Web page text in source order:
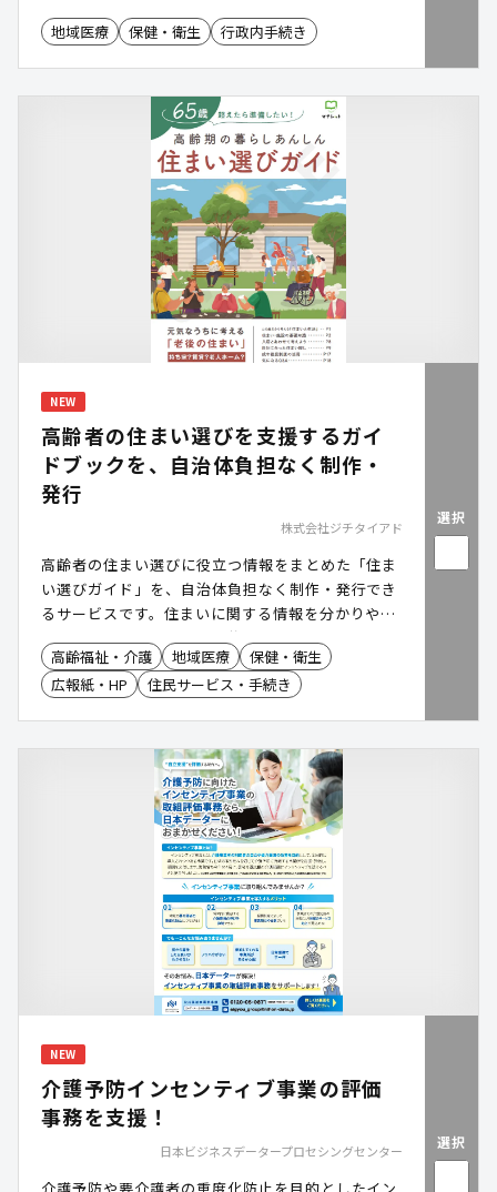
地域医療 保健・衛生 行政内手続き
NEW
高齢者の住まい選びを支援するガイ
ドブックを、自治体負担なく制作・
発行
株式会社ジチタイアド
高齢者の住まい選びに役立つ情報をまとめた「住ま
い選びガイド」を、自治体負担なく制作・発行でき
るサービスです。住まいに関する情報を分かりやす
く発信し、高齢者やその家族の住まい選びを支援す
るとともに、自治体の情報発信や相談窓口の周知に
もご活用いただけます。
高齢福祉・介護 地域医療
保健・衛生
広報紙・HP
住民サービス・手続き
選択
NEW
介護予防インセンティブ事業の評価
事務を支援！
日本ビジネスデータープロセシングセンター
選択